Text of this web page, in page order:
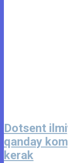
Dotsent
qanday
kerak